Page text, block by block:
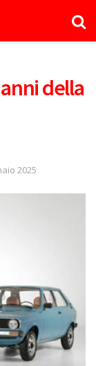
della
2025